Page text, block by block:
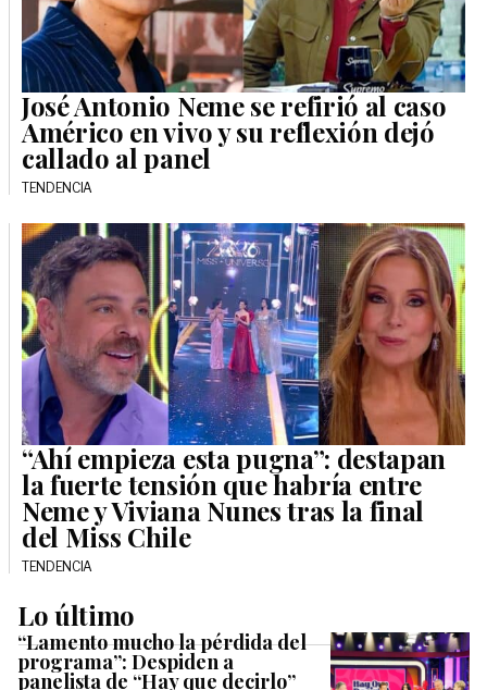
José Antonio Neme se refirió al caso
Américo en vivo y su reflexión dejó
callado al panel
TENDENCIA
“Ahí empieza esta pugna”: destapan
la fuerte tensión que habría entre
Neme y Viviana Nunes tras la final
del Miss Chile
TENDENCIA
Lo último
“Lamento mucho la pérdida del
programa”: Despiden a
panelista de “Hay que decirlo”